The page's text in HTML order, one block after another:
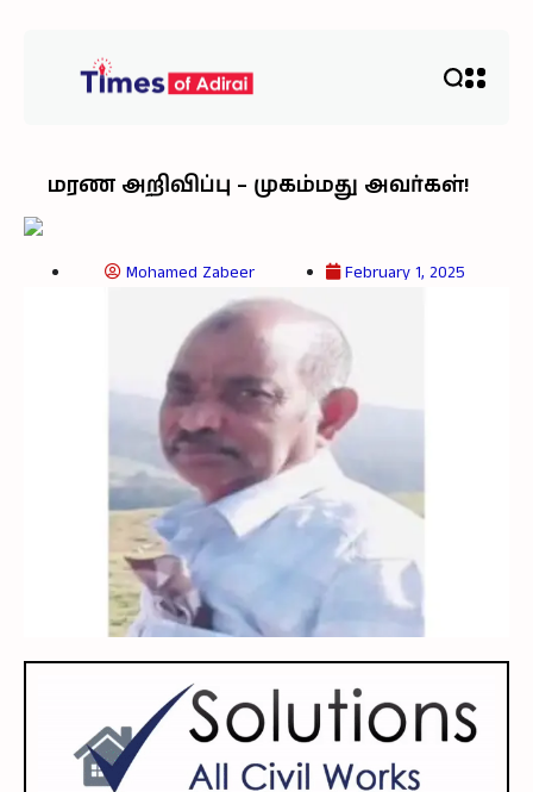
மரண அறிவிப்பு – முகம்மது அவர்கள்!
Mohamed Zabeer February 1, 2025